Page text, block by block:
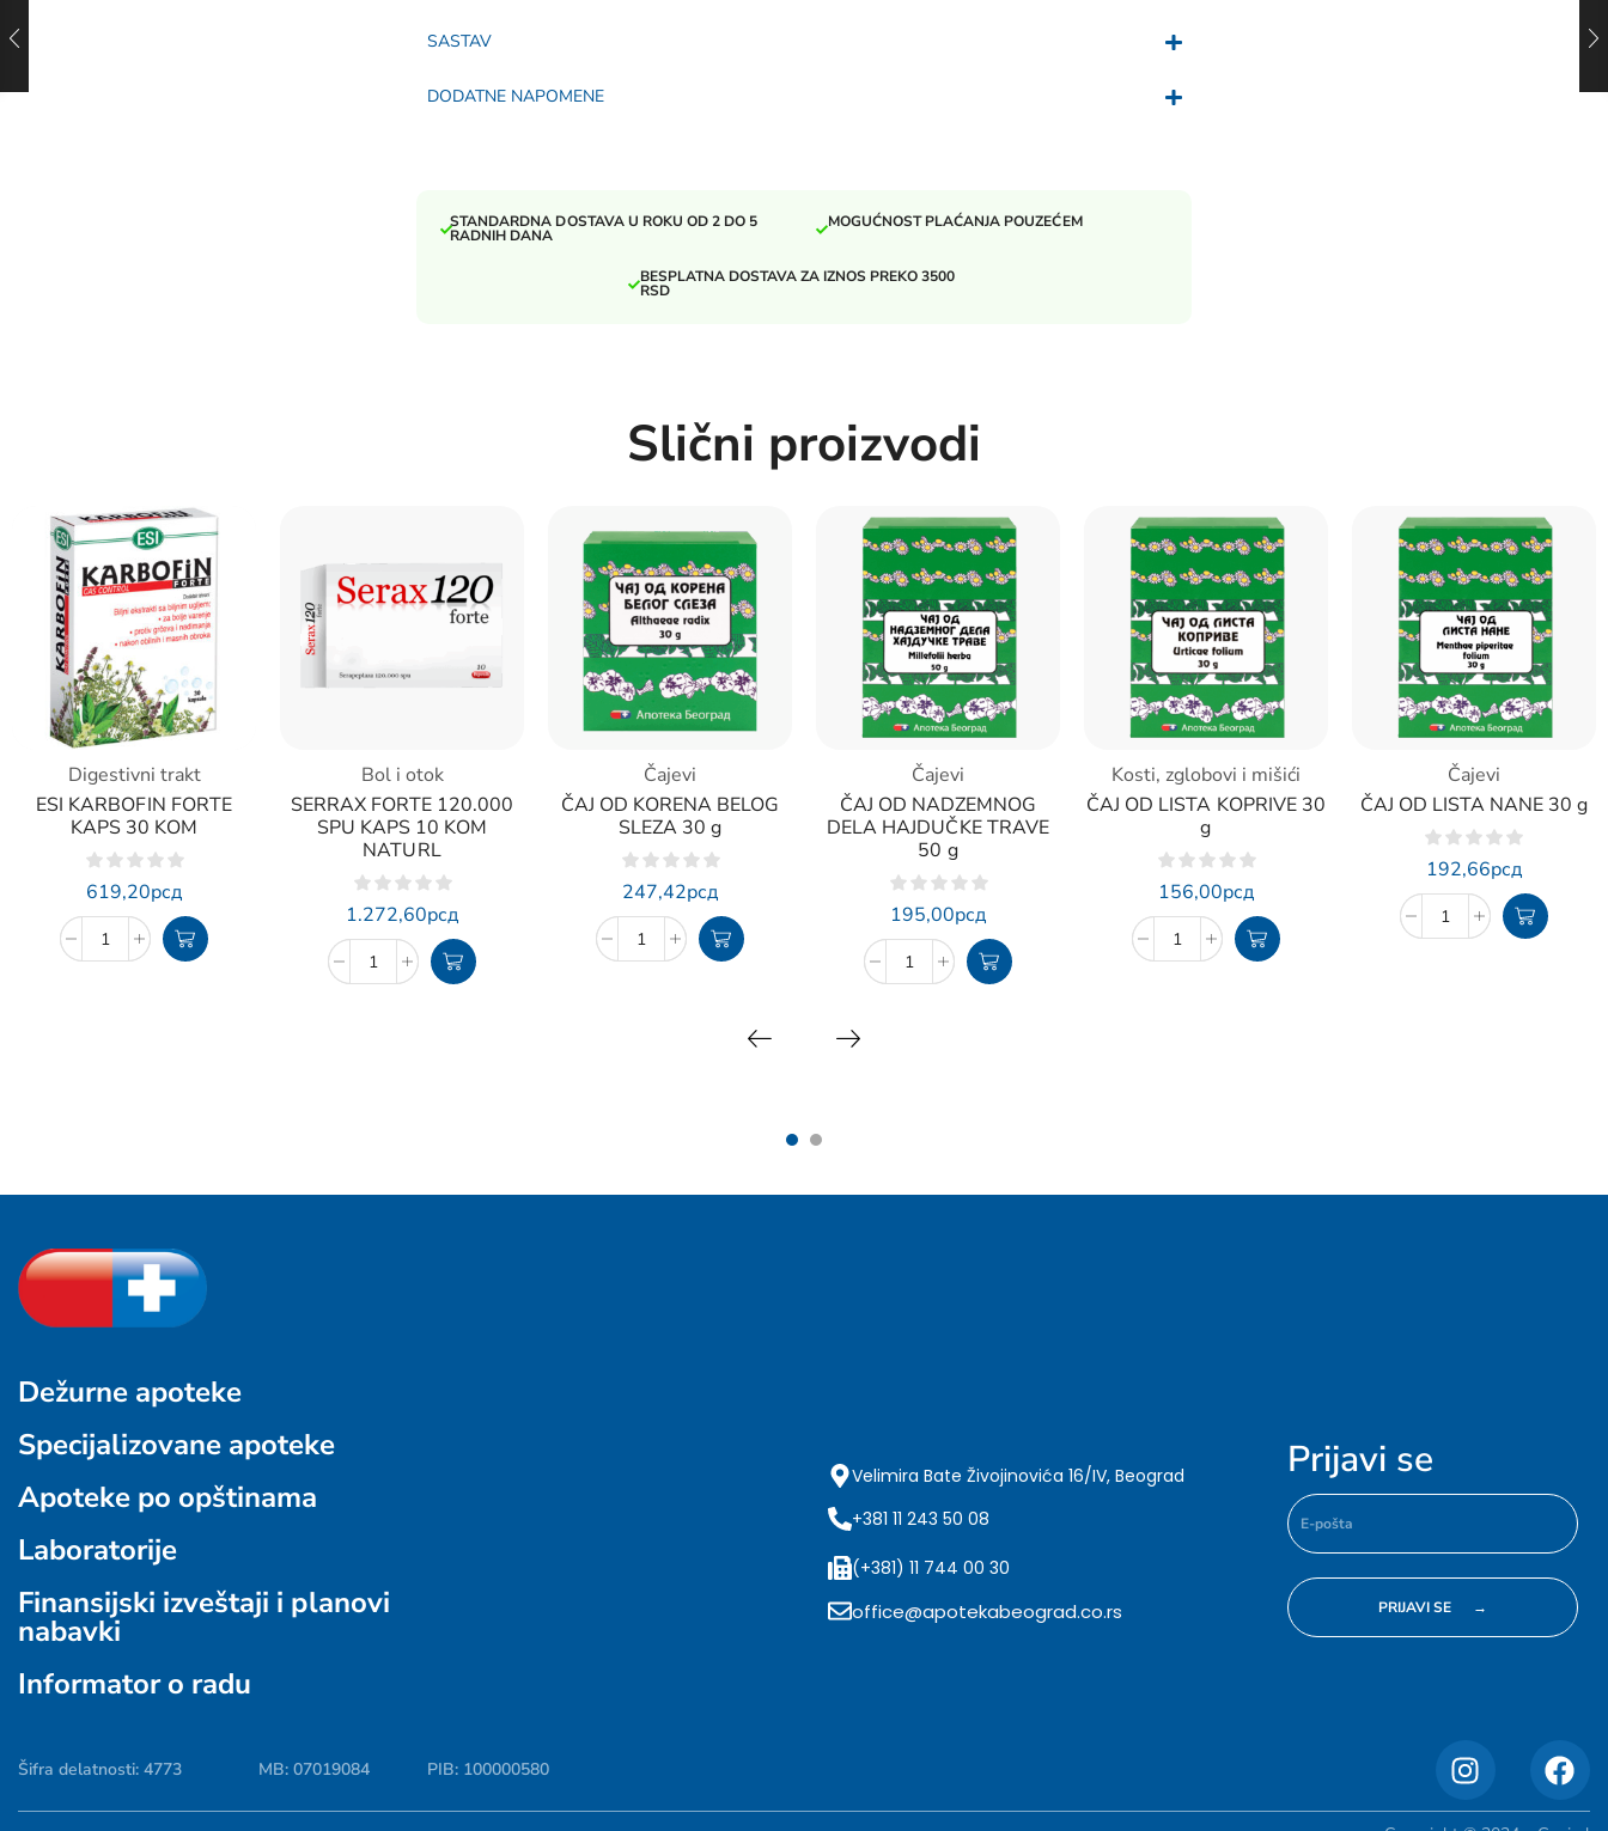
SASTAV
DODATNE NAPOMENE
STANDARDNA DOSTAVA U ROKU OD 2 DO 5
RADNIH DANA
MOGUĆNOST PLAĆANJA POUZEĆEM
BESPLATNA DOSTAVA ZA IZNOS PREKO 3500
RSD
Slični proizvodi
Digestivni trakt
ESI KARBOFIN FORTE
KAPS 30 KOM
619,20рсд
Bol i otok
SERRAX FORTE 120.000
SPU KAPS 10 KOM
NATURL
1.272,60рсд
Čajevi
ČAJ OD KORENA BELOG
SLEZA 30 g
247,42рсд
Čajevi
ČAJ OD NADZEMNOG
DELA HAJDUČKE TRAVE
50 g
195,00рсд
Kosti, zglobovi i mišići
ČAJ OD LISTA KOPRIVE 30
g
156,00рсд
Čajevi
ČAJ OD LISTA NANE 30 g
192,66рсд
Dežurne apoteke
Specijalizovane apoteke
Apoteke po opštinama
Laboratorije
Finansijski izveštaji i planovi
nabavki
Informator o radu
Velimira Bate Živojinovića 16/IV, Beograd
+381 11 243 50 08
(+381) 11 744 00 30
office@apotekabeograd.co.rs
Prijavi se
Šifra delatnosti: 4773 MB: 07019084 PIB: 100000580